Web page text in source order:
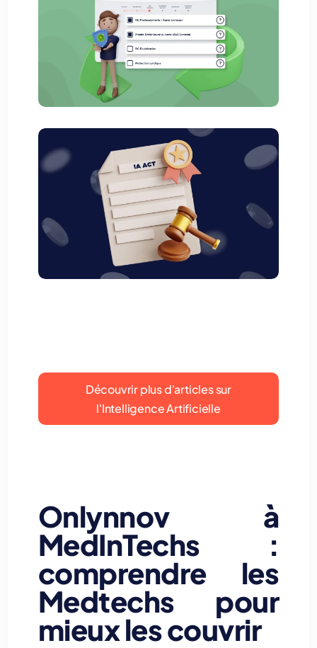
Découvrir plus d'articles sur
l'Intelligence Artificielle
Onlynnov à
MedInTechs :
comprendre les
Medtechs pour
mieux les couvrir